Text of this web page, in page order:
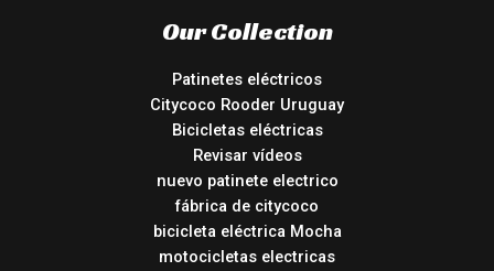
Our Collection
Patinetes eléctricos
Citycoco Rooder Uruguay
Bicicletas eléctricas
Revisar vídeos
nuevo patinete electrico
fábrica de citycoco
bicicleta eléctrica Mocha
motocicletas electricas